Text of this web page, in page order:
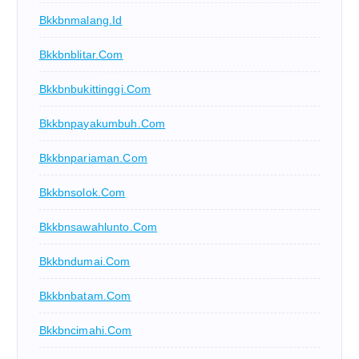
Bkkbnmalang.id
Bkkbnblitar.com
Bkkbnbukittinggi.com
Bkkbnpayakumbuh.com
Bkkbnpariaman.com
Bkkbnsolok.com
Bkkbnsawahlunto.com
Bkkbndumai.com
Bkkbnbatam.com
Bkkbncimahi.com